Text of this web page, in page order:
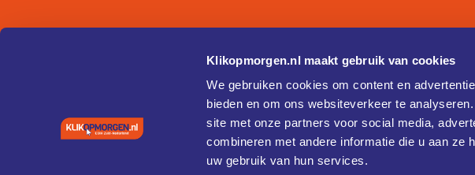
Klikopmorgen.nl maakt gebruik van cookies
We gebruiken cookies om content en
bieden en om ons websiteverkeer te
site met onze partners voor social media,
combineren met andere informatie die u aan ze
uw gebruik van hun services.